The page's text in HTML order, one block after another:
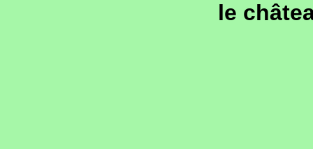
le